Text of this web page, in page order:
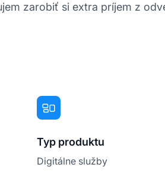
zarobiť si extra príjem z
Typ produktu
Digitálne služby